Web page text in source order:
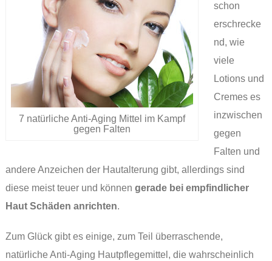
7 natürliche Anti-Aging Mittel im Kampf
gegen Falten
schon
erschrecke
nd, wie
viele
Lotions und
Cremes es
inzwischen
gegen
Falten und
andere Anzeichen der Hautalterung gibt, allerdings sind
diese meist teuer und können gerade bei empfindlicher
Haut Schäden anrichten.
Zum Glück gibt es einige, zum Teil überraschende,
natürliche Anti-Aging Hautpflegemittel, die wahrscheinlich